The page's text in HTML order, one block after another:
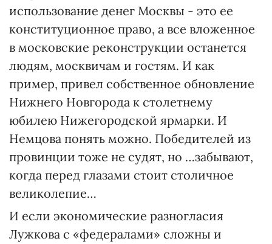
использование денег Москвы - это ее
конституционное право, а все вложенное
в московские реконструкции останется
людям, москвичам и гостям. И как
пример, привел собственное обновление
Нижнего Новгорода к столетнему
юбилею Нижегородской ярмарки. И
Немцова понять можно. Победителей из
провинции тоже не судят, но …забывают,
когда перед глазами стоит столичное
великолепие…
И если экономические разногласия
Лужкова с «федералами» сложны и